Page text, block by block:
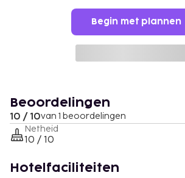
Begin met plannen
Beoordelingen
10 / 10van 1 beoordelingen
Netheid
10 / 10
Hotelfaciliteiten